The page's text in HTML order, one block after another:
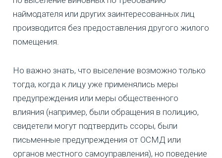
наймодателя или других заинтересованных лиц
производится без предоставления другого жилого
помещения.
Но важно знать, что выселение возможно только
тогда, когда к лицу уже применялись меры
предупреждения или меры общественного
влияния (например, были обращения в полицию,
свидетели могут подтвердить ссоры, были
письменные предупреждения от ОСМД или
органов местного самоуправления), но поведение